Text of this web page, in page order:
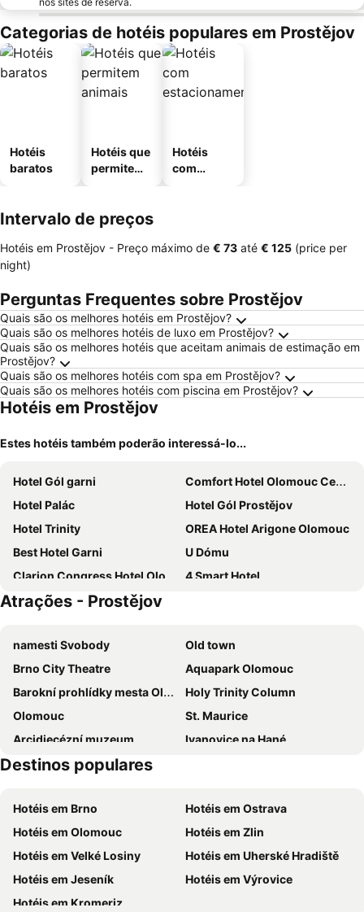
Categorias de hotéis populares em Prostějov
Hotéis
baratos
Hotéis que
permitem
Hotéis
com
Intervalo de preços
Hotéis em Prostějov - Preço máximo de ‎€ 73 até ‎€ 125 (price per
night)
Perguntas Frequentes sobre Prostějov
Quais são os melhores hotéis em Prostějov?
Quais são os melhores hotéis de luxo em Prostějov?
Quais são os melhores hotéis que aceitam animais de estimação em
Prostějov?
Quais são os melhores hotéis com spa em Prostějov?
Quais são os melhores hotéis com piscina em Prostějov?
Hotéis em Prostějov
Estes hotéis também poderão interessá-lo...
Hotel Gól garni
Comfort Hotel Olomouc Centre
Hotel Palác
Hotel Gól Prostějov
Hotel Trinity
OREA Hotel Arigone Olomouc
Best Hotel Garni
U Dómu
Clarion Congress Hotel Olomouc
4 Smart Hotel
Atrações - Prostějov
namesti Svobody
Old town
Brno City Theatre
Aquapark Olomouc
Barokní prohlídky mesta Olomouce
Holy Trinity Column
Olomouc
St. Maurice
Arcidiecézní muzeum
Ivanovice na Hané
Ubytování v Moravském krasu Baldovec
Airport Brno
Bowling Brno
Kongresové centrum Zlín
ZOO park and Dinopark Vyškov
Buchlov
Ski areál Tesák
Destinos populares
Hotéis em Brno
Hotéis em Ostrava
Hotéis em Olomouc
Hotéis em Zlin
Hotéis em Velké Losiny
Hotéis em Uherské Hradiště
Hotéis em Jeseník
Hotéis em Výrovice
Hotéis em Kromeriz